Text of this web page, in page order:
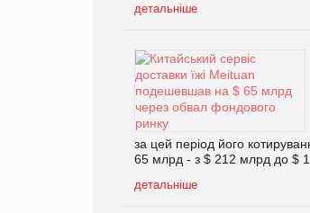
детальніше
за цей період його
65 млрд - з $ 212 млрд до $
детальніше